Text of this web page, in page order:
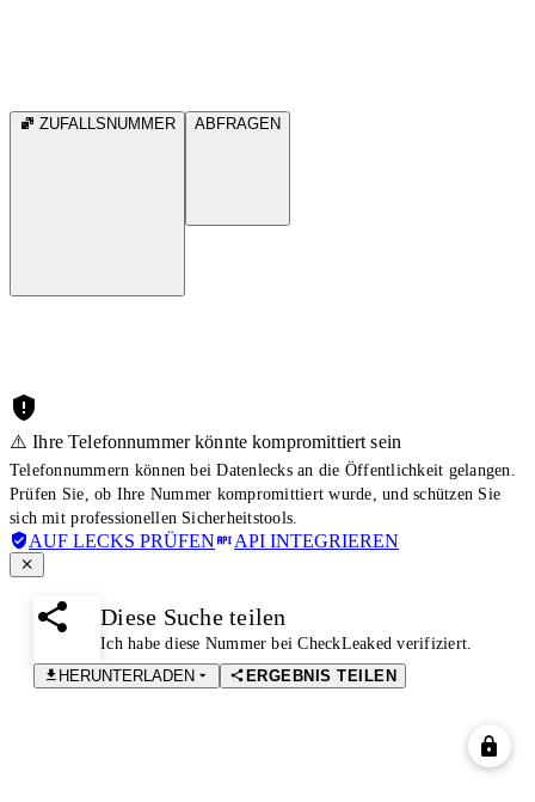
ZUFALLSNUMMER ABFRAGEN
⚠️ Ihre Telefonnummer könnte kompromittiert sein
Telefonnummern können bei Datenlecks an die Öffentlichkeit gelangen.
Prüfen Sie, ob Ihre Nummer kompromittiert wurde, und schützen Sie
sich mit professionellen Sicherheitstools.
AUF LECKS PRÜFEN API INTEGRIEREN
Diese Suche teilen
Ich habe diese Nummer bei CheckLeaked verifiziert.
HERUNTERLADEN
ERGEBNIS TEILEN